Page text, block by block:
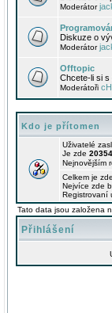
Moderátor
Diskuze o
Moderátor
Offtopic
Chcete-li si s
Moderátoři
Kdo je přítomen
Uživatelé
Je zde 20354
Nejnovějším
Celkem je
Nejvíce zde
Registrovaní
Tato data jsou založena
Přihlášení